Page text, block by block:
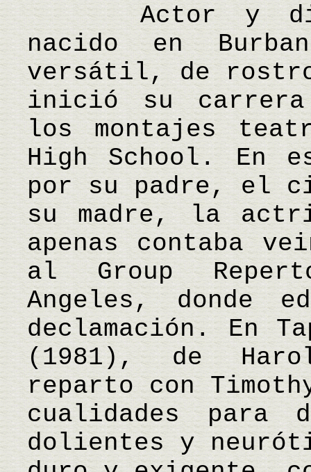
Actor y
nacido en
versátil, de
inició su carrera
los montajes
High School. En
por su padre, el
su madre, la
apenas contaba
al Group
Angeles, donde
declamación. En
(1981), de
reparto con
cualidades para
dolientes y